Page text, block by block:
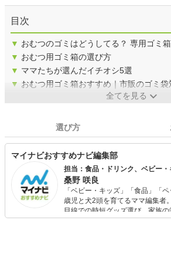
目次
▼ おむつのゴミはどうしてる？ 専用ゴミ
▼ おむつ用ゴミ箱の選び方
▼ ママたちが選んだイチオシ5選
▼ おむつ用ゴミ箱おすすめ｜市販のゴミ袋
全てを見る
選び方
マイナビおすすめナビ編集部
担当：食品・ドリンク、ベビー・
桑野 咲良
「ベビー・キッズ」「食品」「
歳児と犬2頭を育てるママ編集者
目線での時短グッズ選び、家族
食品選び、束の間のリラックス